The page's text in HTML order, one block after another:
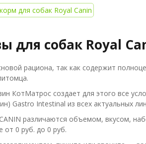
для собак Royal Canin
для собак Royal
рациона, так как содержит
КотМатрос создает для этого все
Gastro Intestinal из всех актуальных
различаются объемом, вкусом,
от 0 руб. до 0 руб.